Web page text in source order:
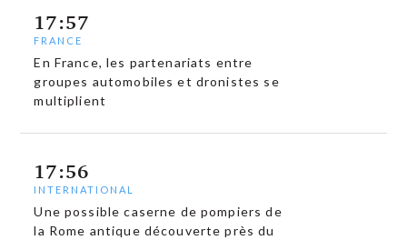
17:57
FRANCE
En France, les partenariats entre
groupes automobiles et dronistes se
multiplient
17:56
INTERNATIONAL
Une possible caserne de pompiers de
la Rome antique découverte près du